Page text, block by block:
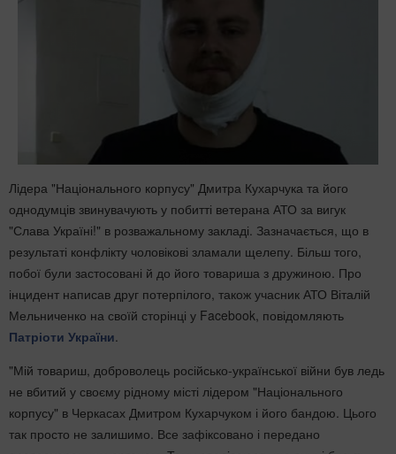
Лідера "Національного корпусу" Дмитра Кухарчука та його
однодумців звинувачують у побитті ветерана АТО за вигук
"Слава Україні!" в розважальному закладі. Зазначається, що в
результаті конфлікту чоловікові зламали щелепу. Більш того,
побої були застосовані й до його товариша з дружиною. Про
інцидент написав друг потерпілого, також учасник АТО Віталій
Мельниченко на своїй сторінці у Facebook, повідомляють
Патріоти України
"Мій товариш, доброволець російсько-української війни був ледь
не вбитий у своєму рідному місті лідером "Національного
корпусу" в Черкасах Дмитром Кухарчуком і його бандою. Цього
так просто не залишимо. Все зафіксовано і передано